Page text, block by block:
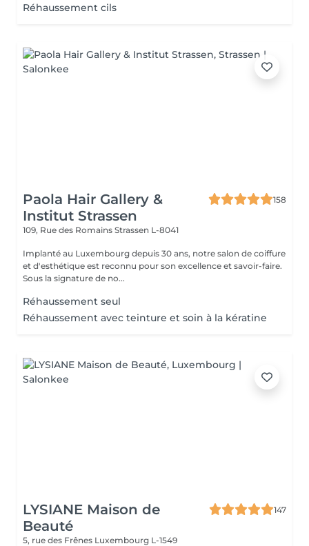
Réhaussement cils
Paola Hair Gallery &
Institut Strassen
158
109, Rue des Romains Strassen L-8041
Implanté au Luxembourg depuis 30 ans, notre salon de coiffure
et d'esthétique est reconnu pour son excellence et savoir-faire.
Sous la signature de no...
Réhaussement seul
Réhaussement avec teinture et soin à la kératine
LYSIANE Maison de
Beauté
147
5, rue des Frênes Luxembourg L-1549